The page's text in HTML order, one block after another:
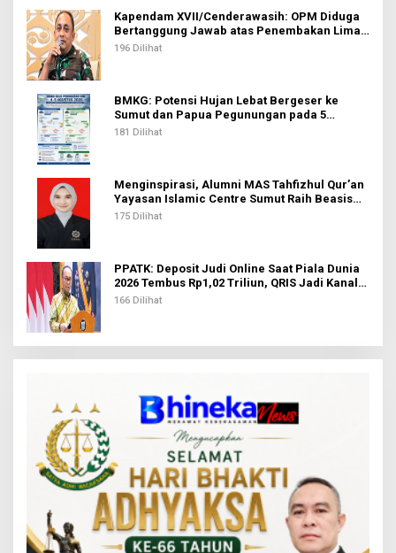
Kapendam XVII/Cenderawasih: OPM Diduga
Bertanggung Jawab atas Penembakan Lima
Pekerja di Tolikara
196 Dilihat
BMKG: Potensi Hujan Lebat Bergeser ke
Sumut dan Papua Pegunungan pada 5
Agustus
181 Dilihat
Menginspirasi, Alumni MAS Tahfizhul Qur’an
Yayasan Islamic Centre Sumut Raih Beasiswa
BIB Kemenag
175 Dilihat
PPATK: Deposit Judi Online Saat Piala Dunia
2026 Tembus Rp1,02 Triliun, QRIS Jadi Kanal
Terbanyak
166 Dilihat